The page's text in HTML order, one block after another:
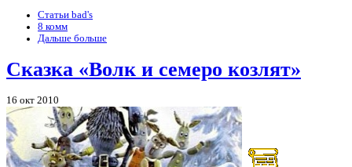
Статьи bad's
8 комм
Дальше больше
Сказка «Волк и семеро козлят»
16 окт 2010